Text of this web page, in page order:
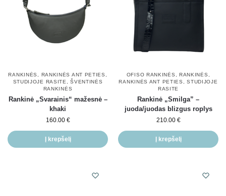
RANKINĖS RANKINĖS ANT PETIES
STUDIJOJE RASITE
,ŠVENTINĖS
RANKINĖS
Rankinė „Svarainis“ mažesnė –
khaki
160.00 €
Į krepšelį
OFISO RANKINĖS RANKINĖS
RANKINĖS ANT PETIES
,STUDIJOJE
RASITE
Rankinė „Smilga” –
juoda/juodas blizgus roplys
210.00 €
Į krepšelį